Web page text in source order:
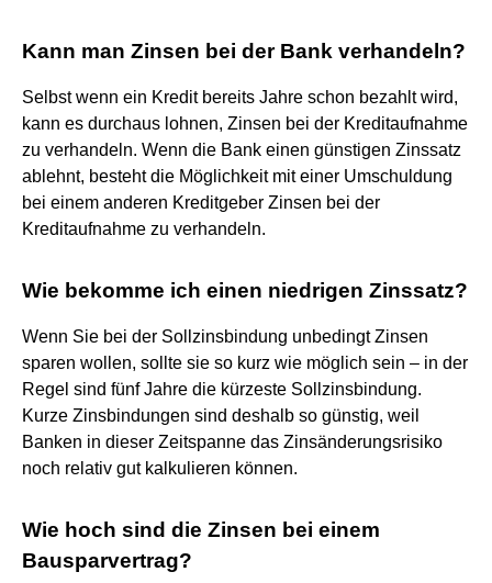
Kann man Zinsen bei der Bank verhandeln?
Selbst wenn ein Kredit bereits Jahre schon bezahlt wird,
kann es durchaus lohnen, Zinsen bei der Kreditaufnahme
zu verhandeln. Wenn die Bank einen günstigen Zinssatz
ablehnt, besteht die Möglichkeit mit einer Umschuldung
bei einem anderen Kreditgeber Zinsen bei der
Kreditaufnahme zu verhandeln.
Wie bekomme ich einen niedrigen Zinssatz?
Wenn Sie bei der Sollzinsbindung unbedingt Zinsen
sparen wollen, sollte sie so kurz wie möglich sein – in der
Regel sind fünf Jahre die kürzeste Sollzinsbindung.
Kurze Zinsbindungen sind deshalb so günstig, weil
Banken in dieser Zeitspanne das Zinsänderungsrisiko
noch relativ gut kalkulieren können.
Wie hoch sind die Zinsen bei einem
Bausparvertrag?